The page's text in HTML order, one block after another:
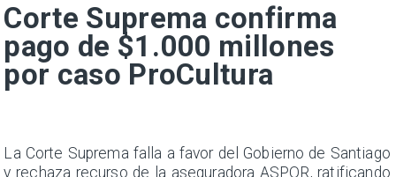
Corte Suprema confirma
pago de $1.000 millones
por caso ProCultura
La Corte Suprema falla a favor del Gobierno de Santiago
y rechaza recurso de la aseguradora ASPOR, ratificando